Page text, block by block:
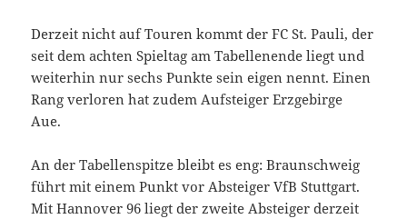
Derzeit nicht auf Touren kommt der FC St. Pauli, der
seit dem achten Spieltag am Tabellenende liegt und
weiterhin nur sechs Punkte sein eigen nennt. Einen
Rang verloren hat zudem Aufsteiger Erzgebirge
Aue.
An der Tabellenspitze bleibt es eng: Braunschweig
führt mit einem Punkt vor Absteiger VfB Stuttgart.
Mit Hannover 96 liegt der zweite Absteiger derzeit